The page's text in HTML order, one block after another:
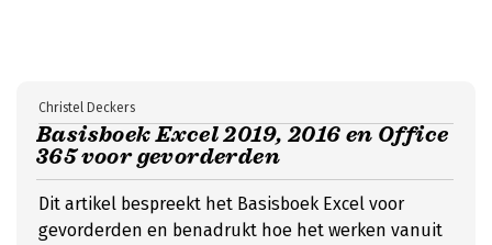
Basisboek Excel 2019, 2016 en Office
365 voor gevorderden
Christel Deckers
Dit artikel bespreekt het Basisboek Excel voor
gevorderden en benadrukt hoe het werken vanuit